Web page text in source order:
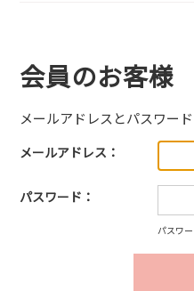
会員のお客様
メールアドレスとパスワー
メールアドレス：
パスワード：
パスワ